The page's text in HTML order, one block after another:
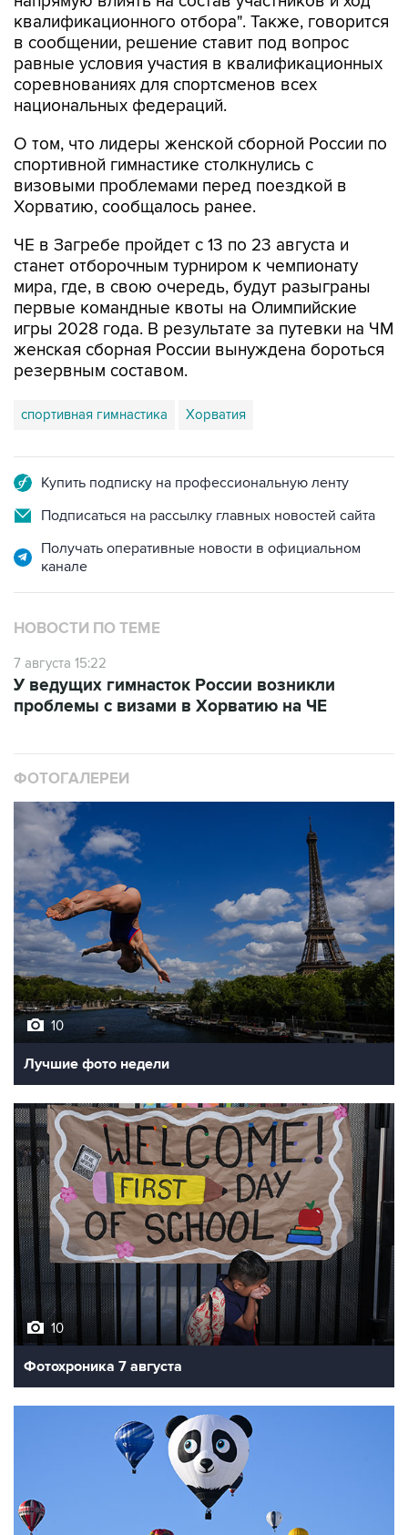
квалификационного отбора". Также, говорится
в сообщении, решение ставит под вопрос
равные условия участия в квалификационных
соревнованиях для спортсменов всех
национальных федераций.
О том, что лидеры женской сборной России по
спортивной гимнастике столкнулись с
визовыми проблемами перед поездкой в
Хорватию, сообщалось ранее.
ЧЕ в Загребе пройдет с 13 по 23 августа и
станет отборочным турниром к чемпионату
мира, где, в свою очередь, будут разыграны
первые командные квоты на Олимпийские
игры 2028 года. В результате за путевки на ЧМ
женская сборная России вынуждена бороться
резервным составом.
спортивная гимнастика Хорватия
Купить подписку на профессиональную ленту
Подписаться на рассылку главных новостей сайта
Получать оперативные новости в официальном
канале
НОВОСТИ ПО ТЕМЕ
7 августа 15:22
У ведущих гимнасток России возникли
проблемы с визами в Хорватию на ЧЕ
ФОТОГАЛЕРЕИ
10
Лучшие фото недели
10
Фотохроника 7 августа